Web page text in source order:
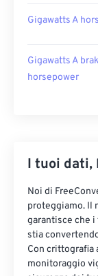
Gigawatts A
Gigawatts A
horsepower
I tuoi dati,
Noi di
proteggiamo. Il
garantisce che
stia
Con crittografia
monitoraggio